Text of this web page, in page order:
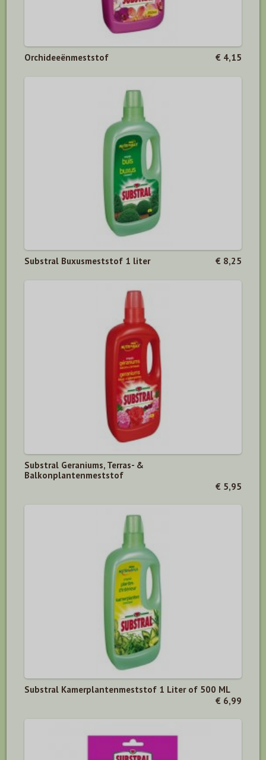
Orchideeënmeststof € 4,15
Substral Buxusmeststof 1 liter € 8,25
Substral Geraniums, Terras- &
Balkonplantenmeststof
€ 5,95
Substral Kamerplantenmeststof 1 Liter of 500 ML
€ 6,99